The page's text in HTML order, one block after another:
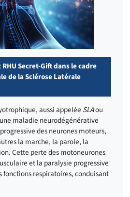
Secret-Gift dans le cadre
de la Sclérose Latérale
aussi appelée SLAou
maladie neurodégénérative
des neurones moteurs,
la marche, la parole, la
Cette perte des motoneurones
et la paralysie progressive
fonctions respiratoires, conduisant